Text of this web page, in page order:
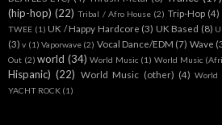
YACHT ROCK(1)